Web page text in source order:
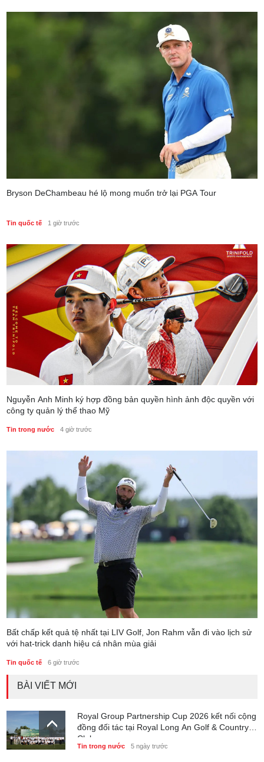
Bryson DeChambeau hé lộ mong muốn trở lại PGA Tour
Tin quốc tế 1 giờ trước
Nguyễn Anh Minh ký hợp đồng bản quyền hình ảnh độc quyền với
công ty quản lý thể thao Mỹ
Tin trong nước 4 giờ trước
Bất chấp kết quả tệ nhất tại LIV Golf, Jon Rahm vẫn đi vào lịch sử
với hat-trick danh hiệu cá nhân mùa giải
Tin quốc tế 6 giờ trước
BÀI VIẾT MỚI
Royal Group Partnership Cup 2026 kết nối cộng
đồng đối tác tại Royal Long An Golf & Country
Club
Tin trong nước 5 ngày trước